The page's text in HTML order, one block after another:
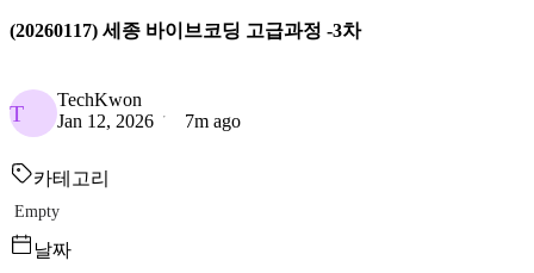
(20260117) 세종 바이브코딩 고급과정 -3차
T
TechKwon
Jan 12, 2026
7m ago
카테고리
Empty
날짜